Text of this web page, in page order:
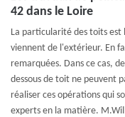
42 dans le Loire
La particularité des toits est
viennent de l'extérieur. En
remarquées. Dans ce cas,
dessous de toit ne peuvent
réaliser ces opérations qui
experts en la matière.